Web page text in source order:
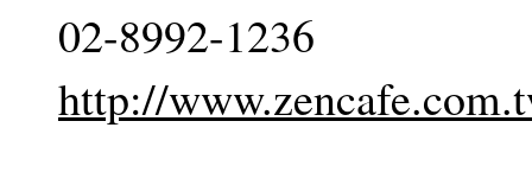
02-8992-1236
http://